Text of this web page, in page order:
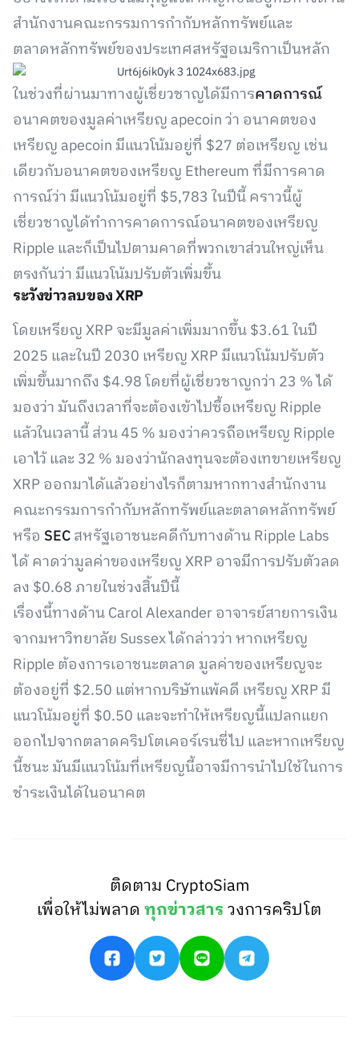
สำนักงานคณะกรรมการกำกับหลักทรัพย์และ
ตลาดหลักทรัพย์ของประเทศสหรัฐอเมริกาเป็นหลัก
ในช่วงที่ผ่านมาทางผู้เชี่ยวชาญได้มีการคาดการณ์
อนาคตของมูลค่าเหรียญ apecoin ว่า อนาคตของ
เหรียญ apecoin มีแนวโน้มอยู่ที่ $27 ต่อเหรียญ เช่น
เดียวกับอนาคตของเหรียญ Ethereum ที่มีการคาด
การณ์ว่า มีแนวโน้มอยู่ที่ $5,783 ในปีนี้ คราวนี้ผู้
เชี่ยวชาญได้ทำการคาดการณ์อนาคตของเหรียญ
Ripple และก็เป็นไปตามคาดที่พวกเขาส่วนใหญ่เห็น
ตรงกันว่า มีแนวโน้มปรับตัวเพิ่มขึ้น
ระวังข่าวลบของ XRP
โดยเหรียญ XRP จะมีมูลค่าเพิ่มมากขึ้น $3.61 ในปี
2025 และในปี 2030 เหรียญ XRP มีแนวโน้มปรับตัว
เพิ่มขึ้นมากถึง $4.98 โดยที่ผู้เชี่ยวชาญกว่า 23 % ได้
มองว่า มันถึงเวลาที่จะต้องเข้าไปซื้อเหรียญ Ripple
แล้วในเวลานี้ ส่วน 45 % มองว่าควรถือเหรียญ Ripple
เอาไว้ และ 32 % มองว่านักลงทุนจะต้องเทขายเหรียญ
XRP ออกมาได้แล้วอย่างไรก็ตามหากทางสำนักงาน
คณะกรรมการกำกับหลักทรัพย์และตลาดหลักทรัพย์
หรือ SECสหรัฐเอาชนะคดีกับทางด้าน Ripple Labs
ได้ คาดว่ามูลค่าของเหรียญ XRP อาจมีการปรับตัวลด
ลง $0.68 ภายในช่วงสิ้นปีนี้
เรื่องนี้ทางด้าน Carol Alexander อาจารย์สายการเงิน
จากมหาวิทยาลัย Sussex ได้กล่าวว่า หากเหรียญ
Ripple ต้องการเอาชนะตลาด มูลค่าของเหรียญจะ
ต้องอยู่ที่ $2.50 แต่หากบริษัทแพ้คดี เหรียญ XRP มี
แนวโน้มอยู่ที่ $0.50 และจะทำให้เหรียญนี้แปลกแยก
ออกไปจากตลาดคริปโตเคอร์เรนซี่ไป และหากเหรียญ
นี้ชนะ มันมีแนวโน้มที่เหรียญนี้อาจมีการนำไปใช้ในการ
ชำระเงินได้ในอนาคต
ติดตาม CryptoSiam
เพื่อให้ไม่พลาดทุกข่าวสารวงการคริปโต